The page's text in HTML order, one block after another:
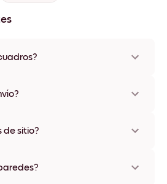
de marco, incluidas opciones sin
Te enviaremos un número de
de sitio?